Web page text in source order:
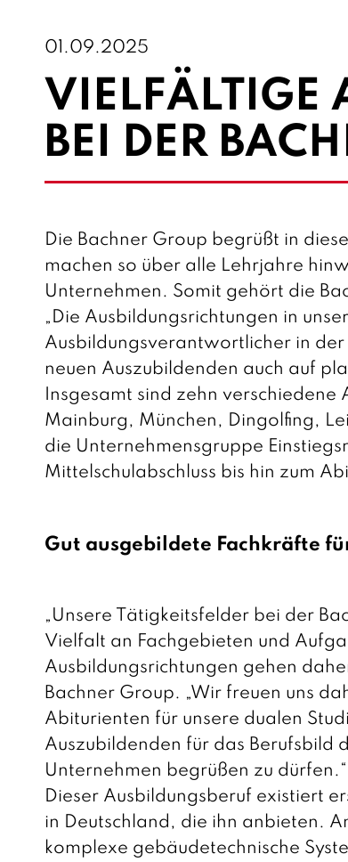
01.09.2025
VIELFÄLTIGE
BEI DER
Die Bachner Group begrüßt in
machen so über alle Lehrjahre
Unternehmen. Somit gehört die
„Die Ausbildungsrichtungen in
Ausbildungsverantwortlicher in der
neuen Auszubildenden auch auf
Insgesamt sind zehn
Mainburg, München, Dingolfing,
die Unternehmensgruppe
Mittelschulabschluss bis hin zum
Gut ausgebildete Fachkräfte
„Unsere Tätigkeitsfelder bei der
Vielfalt an Fachgebieten und
Ausbildungsrichtungen gehen
Bachner Group. „Wir freuen uns
Abiturienten für unsere dualen
Auszubildenden für das Berufsbild
Unternehmen begrüßen zu dürfen.“
Dieser Ausbildungsberuf existiert
in Deutschland, die ihn anbieten.
komplexe gebäudetechnische